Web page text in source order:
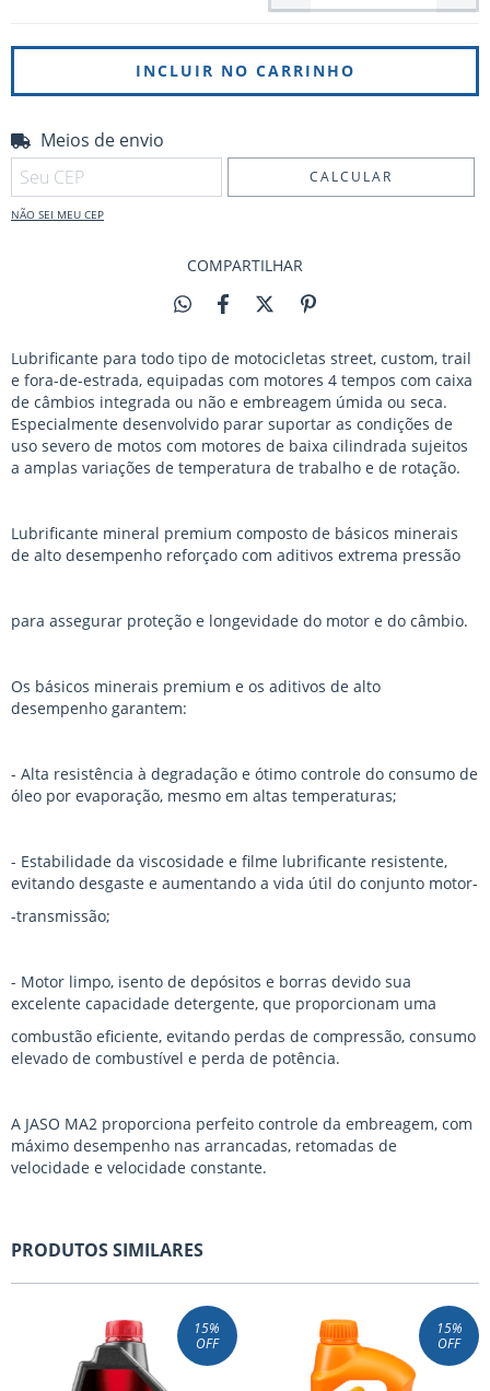
Entregas para o CEP:
Meios de envio
CALCULAR
NÃO SEI MEU CEP
COMPARTILHAR
Lubrificante para todo tipo de motocicletas street, custom, trail
e fora-de-estrada, equipadas com motores 4 tempos com caixa
de câmbios integrada ou não e embreagem úmida ou seca.
Especialmente desenvolvido parar suportar as condições de
uso severo de motos com motores de baixa cilindrada sujeitos
a amplas variações de temperatura de trabalho e de rotação.
Lubrificante mineral premium composto de básicos minerais
de alto desempenho reforçado com aditivos extrema pressão
para assegurar proteção e longevidade do motor e do câmbio.
Os básicos minerais premium e os aditivos de alto
desempenho garantem:
- Alta resistência à degradação e ótimo controle do consumo de
óleo por evaporação, mesmo em altas temperaturas;
- Estabilidade da viscosidade e filme lubrificante resistente,
evitando desgaste e aumentando a vida útil do conjunto motor-
-transmissão;
- Motor limpo, isento de depósitos e borras devido sua
excelente capacidade detergente, que proporcionam uma
combustão eficiente, evitando perdas de compressão, consumo
elevado de combustível e perda de potência.
A JASO MA2 proporciona perfeito controle da embreagem, com
máximo desempenho nas arrancadas, retomadas de
velocidade e velocidade constante.
PRODUTOS SIMILARES
15%
OFF
15%
OFF